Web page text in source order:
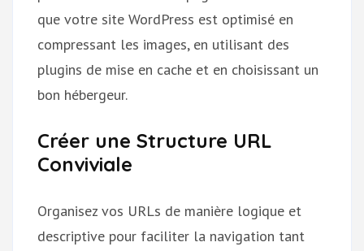
que votre site WordPress est optimisé en
compressant les images, en utilisant des
plugins de mise en cache et en choisissant un
bon hébergeur.
Créer une Structure URL
Conviviale
Organisez vos URLs de manière logique et
descriptive pour faciliter la navigation tant